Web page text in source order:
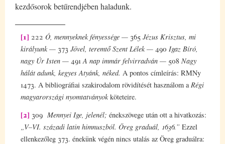
kezdősorok betűrendjében haladunk.
[1] 222 Ó, mennyeknek fényessége — 365Jézus Krisztus, mi
királyunk — 373Jövel, teremtő Szent Lélek —490Igaz Bíró,
nagy Úr Isten —491A nap immár felvirradván — 508Nagy
hálát adunk, kegyes Atyánk, néked.A pontos címleírás: RMNy
1473. A bibliográfiai szakirodalom rövidítését használom aRégi
magyarországi nyomtatványokköteteire.
[2] 309 Mennyei Ige, jelenél;énekszövege után ott a hivatkozás:
„V–VI. századi latin himnuszból. Öreg graduál, 1636.”Ezzel
ellenkezőleg 373. énekünk végén nincs utalás az Öreg graduálra: